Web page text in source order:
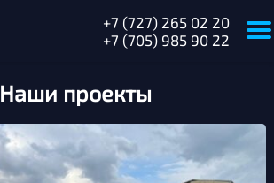
+7 (727) 265 02 20
+7 (705) 985 90 22
Наши проекты